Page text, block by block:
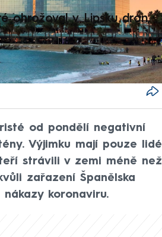
ohrožoval v Lipsku dron,
od pondělí negativní
Výjimku mají pouze lidé
strávili v zemi méně než
zařazení Španělska
koronaviru.